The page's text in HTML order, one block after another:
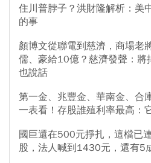
住川普脖子？洪財隆解析：美
的事
顏博文從聯電到慈濟，商場老
儒、豪給10億？慈濟發聲：將
也說話
第一金、兆豐金、華南金、合
一表看！存股誰殖利率最高：
國巨還在500元掙扎，這檔已
股，法人喊到1430元，還有5